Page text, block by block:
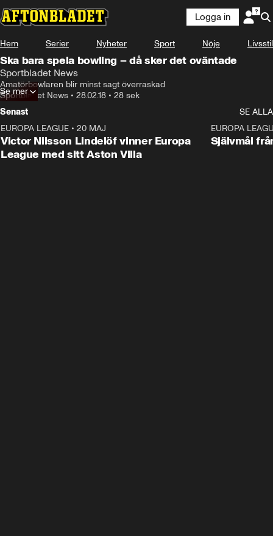
Logga in
Hem Serier Nyheter Sport Nöje Livsstil
Ska bara spela bowling – då sker det oväntade
Sportbladet News
Amatörbowlaren blir minst sagt överraskad
Sportbladet News • 28.02.18 • 28 sek
Se mer
Senast
SE ALLA
EUROPA LEAGUE • 20 MAJ
Victor Nilsson Lindelöf vinner Europa
League med sitt Aston Villa
EUROPA
Självmål